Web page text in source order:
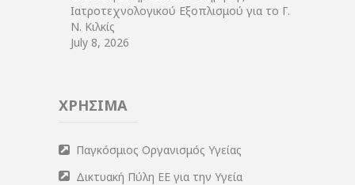
Ιατροτεχνολογικού Εξοπλισμού για το Γ.
Ν. Κιλκίς
July 8, 2026
ΧΡΗΣΙΜΑ
Παγκόσμιος Οργανισμός Υγείας
Δικτυακή Πύλη ΕΕ για την Υγεία